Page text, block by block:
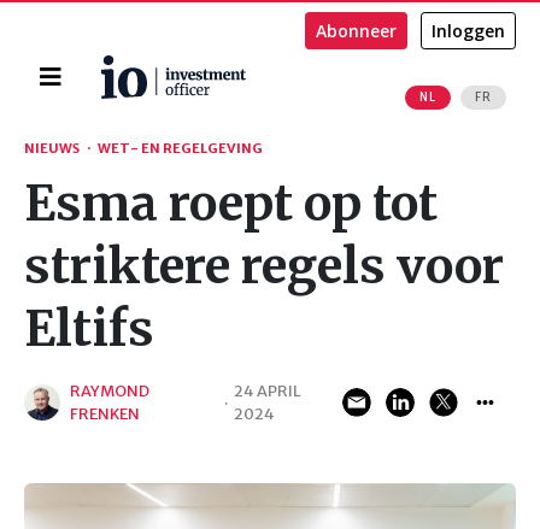
Home
NL FR
Abonneer Inloggen
Zoeken
NIEUWS · WET- EN REGELGEVING
Esma roept op tot
striktere regels voor
Eltifs
RAYMOND
FRENKEN
·
24 APRIL
2024